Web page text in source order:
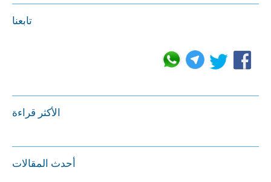
تابعنا
الأكثر قراءة
أحدث المقالات